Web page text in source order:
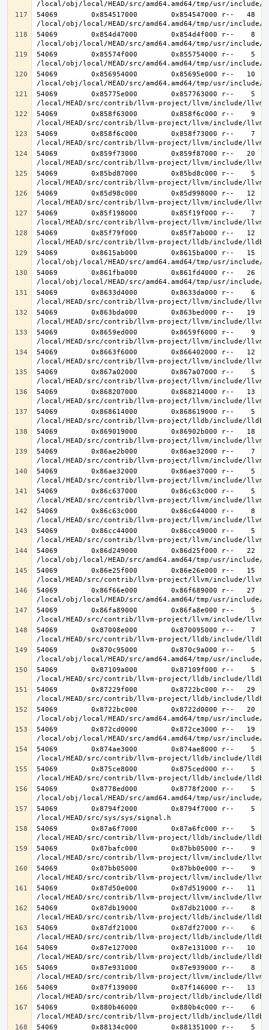
54069        0x854517000        0x854547000 r--   48
54069        0x854d47000        0x854d4f000 r--    8
54069        0x85574f000        0x855754000 r--    5
54069        0x856954000        0x85695e000 r--   10
54069        0x85775e000        0x857763000 r--    5
54069        0x858f63000        0x858f6c000 r--    9
54069        0x858f6c000        0x858f73000 r--    7
54069        0x859f73000        0x859f87000 r--   20
54069        0x85bd87000        0x85bd8c000 r--    5
54069        0x85d98c000        0x85d998000 r--   12
54069        0x85f198000        0x85f19f000 r--    7
54069        0x85f79f000        0x85f7ab000 r--   12
54069        0x8615ab000        0x8615ba000 r--   15
54069        0x861fba000        0x861fd4000 r--   26
54069        0x8633d4000        0x8633da000 r--    6
54069        0x863bda000        0x863bed000 r--   19
54069        0x8659ed000        0x8659f6000 r--    9
54069        0x8663f6000        0x866402000 r--   12
54069        0x867a02000        0x867a07000 r--    5
54069        0x868207000        0x868214000 r--   13
54069        0x868614000        0x868619000 r--    5
54069        0x869019000        0x86902b000 r--   18
54069        0x86ae2b000        0x86ae32000 r--    7
54069        0x86ae32000        0x86ae37000 r--    5
54069        0x86c637000        0x86c63c000 r--    5
54069        0x86c63c000        0x86c644000 r--    8
54069        0x86cc44000        0x86cc49000 r--    5
54069        0x86d249000        0x86d25f000 r--   22
54069        0x86e25f000        0x86e26e000 r--   15
54069        0x86f66e000        0x86f689000 r--   27
54069        0x86fa89000        0x86fa8e000 r--    5
54069        0x87008e000        0x870095000 r--    7
54069        0x870c95000        0x870c9a000 r--    5
54069        0x87109a000        0x87109f000 r--    5
54069        0x87229f000        0x8722bc000 r--   29
54069        0x8722bc000        0x8722d0000 r--   20
54069        0x872cd0000        0x872ce3000 r--   19
54069        0x874ae3000        0x874ae8000 r--    5
54069        0x875ce8000        0x875ced000 r--    5
54069        0x8778ed000        0x8778f2000 r--    5
54069        0x8794f2000        0x8794f7000 r--    5
54069        0x87a6f7000        0x87a6fc000 r--    5
54069        0x87bafc000        0x87bb05000 r--    9
54069        0x87bb05000        0x87bb0e000 r--    9
54069        0x87d50e000        0x87d519000 r--   11
54069        0x87db19000        0x87db21000 r--    8
54069        0x87df21000        0x87df27000 r--    6
54069        0x87e127000        0x87e131000 r--   10
54069        0x87e931000        0x87e939000 r--    8
54069        0x87f139000        0x87f146000 r--   13
54069        0x880b46000        0x880b4c000 r--    6
54069        0x88134c000        0x881351000 r--    5